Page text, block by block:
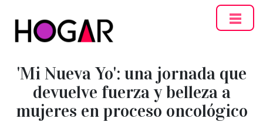
'Mi Nueva Yo': una jornada que
devuelve fuerza y belleza a
mujeres en proceso oncológico